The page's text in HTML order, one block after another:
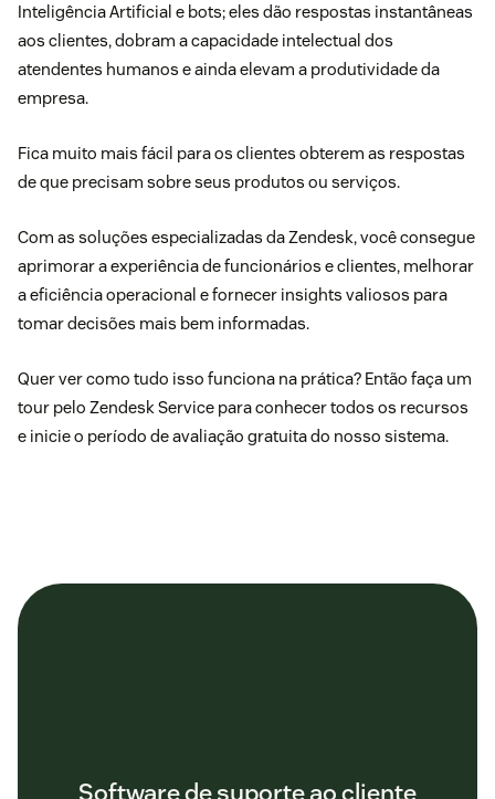
Inteligência Artificial e bots; eles dão respostas instantâneas
aos clientes, dobram a capacidade intelectual dos
atendentes humanos e ainda elevam a produtividade da
empresa.
Fica muito mais fácil para os clientes obterem as respostas
de que precisam sobre seus produtos ou serviços.
Com as soluções especializadas da Zendesk, você consegue
aprimorar a experiência de funcionários e clientes, melhorar
a eficiência operacional e fornecer insights valiosos para
tomar decisões mais bem informadas.
Quer ver como tudo isso funciona na prática? Então faça um
tour pelo Zendesk Service para conhecer todos os recursos
e inicie o período deavaliação gratuitado nosso sistema.
Software de suporte ao cliente